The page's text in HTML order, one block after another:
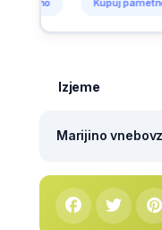
Kupuj pametno
Izjeme
Marijino